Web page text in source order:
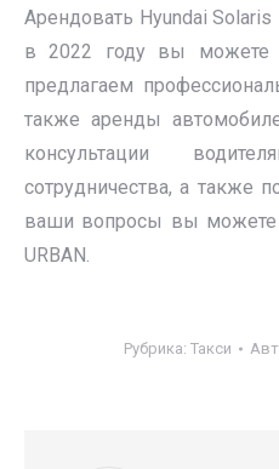
Арендовать Hyundai
в 2022 году вы можете
предлагаем
также аренды
консультации
сотрудничества, а также
ваши вопросы вы
URBAN.
Рубрика: Такси